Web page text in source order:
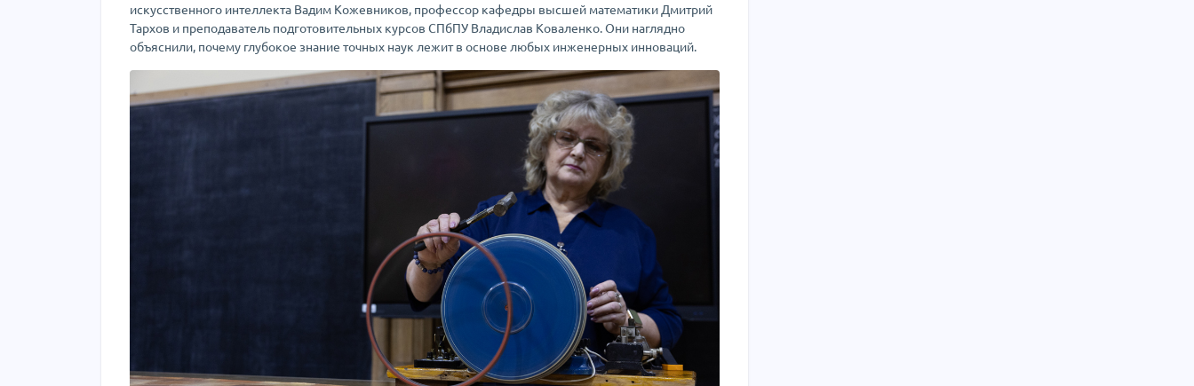
искусственного интеллекта Вадим Кожевников, профессор кафедры высшей математики Дмитрий
Тархов и преподаватель подготовительных курсов СПбПУ Владислав Коваленко. Они наглядно
объяснили, почему глубокое знание точных наук лежит в основе любых инженерных инноваций.